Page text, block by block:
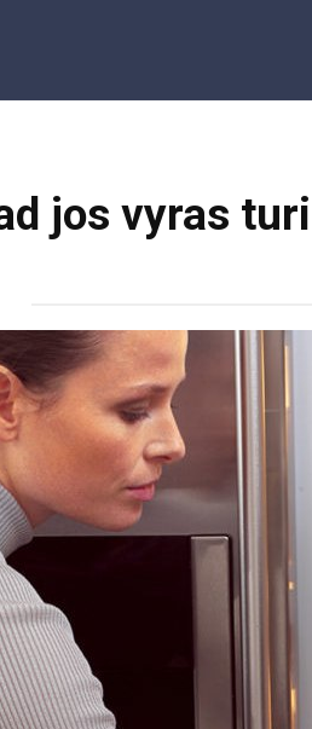
jos vyras